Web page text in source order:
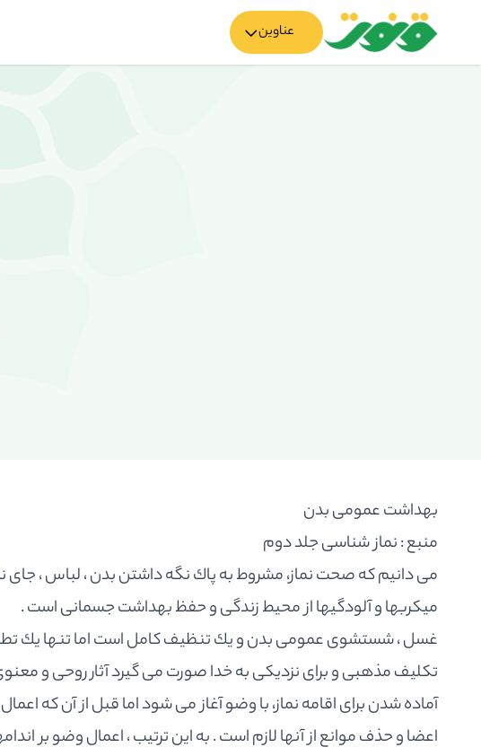
عناوین
بهداشت عمومى بدن
منبع : نماز شناسى جلد دوم
مى دانيم كه صحت نماز، مشروط به پاك نگه داشتن بدن ، لباس ، جاى
ميكربها و آلودگيها از محيط زندگى و حفظ بهداشت جسمانى است .
غسل ، شستشوى عمومى بدن و يك تنظيف كامل است اما تنها يك
تكليف مذهبى و براى نزديكى به خدا صورت مى گيرد آثار روحى و
آماده شدن براى اقامه نماز، با وضو آغاز مى شود اما قبل از آن كه
اعضا و حذف موانع از آنها لازم است . به اين ترتيب ، اعمال وضو بر